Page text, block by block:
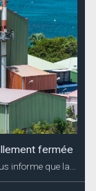
fermée
informe que la...